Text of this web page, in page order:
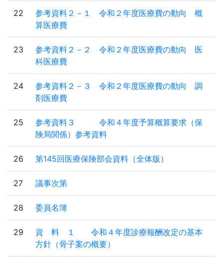
22
参考資料２－１ 令和２年度医療費の動向 概
算医療費
23
参考資料２－２ 令和２年度医療費の動向 医
科医療費
24
参考資料２－３ 令和２年度医療費の動向 調
剤医療費
25
参考資料３ 令和４年度予算概算要求（保
険局関係）参考資料
26 第145回医療保険部会資料（全体版）
27 議事次第
28 委員名簿
29
資 料 １ 令和４年度診療報酬改定の基本
方針（骨子案の概要）